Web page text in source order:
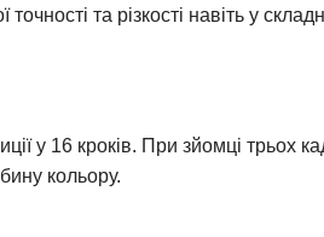
та різкості навіть у
у 16 кроків. При зйомці
кольору.